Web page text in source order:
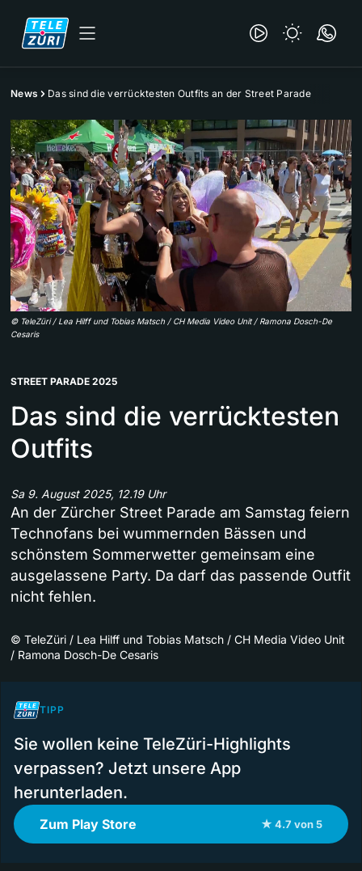
News Das sind die verrücktesten Outfits an der Street Parade
© TeleZüri / Lea Hilff und Tobias Matsch / CH Media Video Unit / Ramona Dosch-De
Cesaris
STREET PARADE 2025
Das sind die verrücktesten
Outfits
Sa 9. August 2025, 12.19 Uhr
An der Zürcher Street Parade am Samstag feiern
Technofans bei wummernden Bässen und
schönstem Sommerwetter gemeinsam eine
ausgelassene Party. Da darf das passende Outfit
nicht fehlen.
© TeleZüri / Lea Hilff und Tobias Matsch / CH Media Video Unit
/ Ramona Dosch-De Cesaris
TIPP
Sie wollen keine TeleZüri-Highlights
verpassen? Jetzt unsere App
herunterladen.
Zum Play Store ★ 4.7 von 5